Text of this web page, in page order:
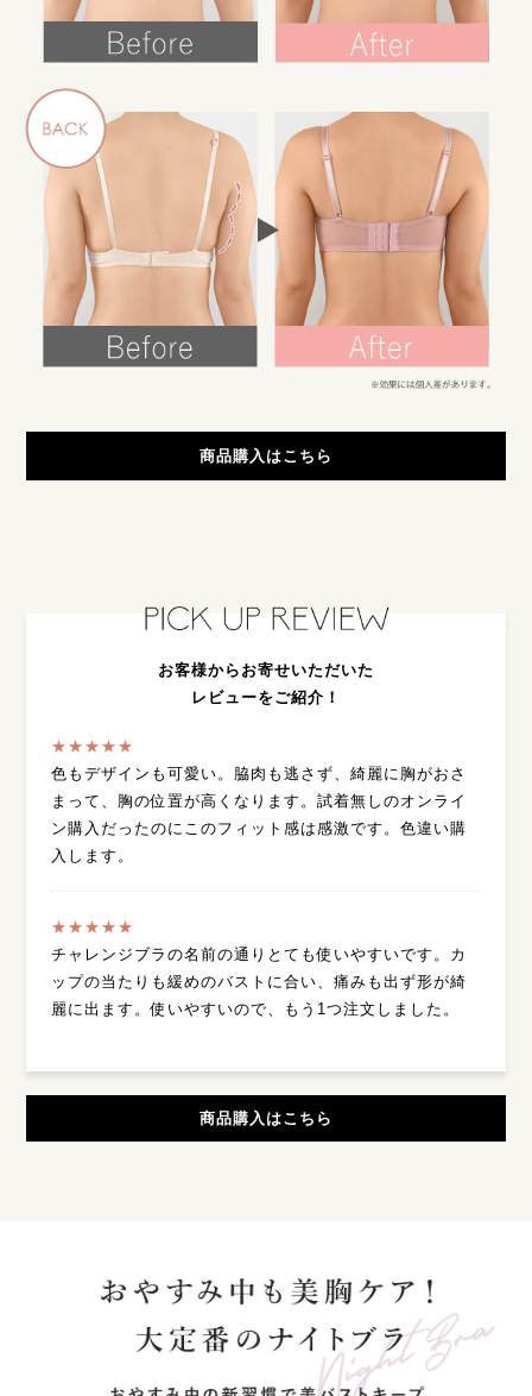
商品購入はこちら
お客様からお寄せいただいた
レビューをご紹介！
★★★★★
色もデザインも可愛い。脇肉も逃さず、綺麗に胸がおさ
まって、胸の位置が高くなります。試着無しのオンライ
ン購入だったのにこのフィット感は感激です。色違い購
入します。
★★★★★
チャレンジブラの名前の通りとても使いやすいです。カ
ップの当たりも緩めのバストに合い、痛みも出ず形が綺
麗に出ます。使いやすいので、もう1つ注文しました。
商品購入はこちら